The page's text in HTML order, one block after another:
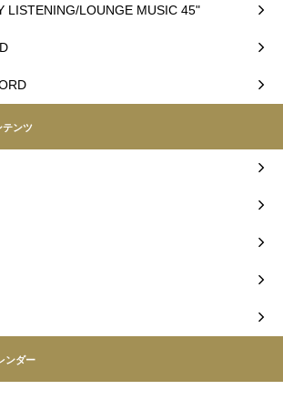
LISTENING/LOUNGE MUSIC 45"
テンツ
ンダー